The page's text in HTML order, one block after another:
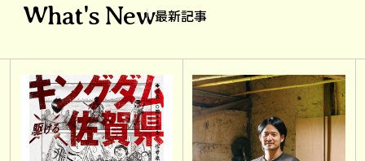
What's New最新記事